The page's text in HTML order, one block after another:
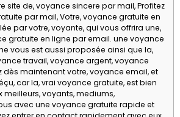
site de, voyance sincere par mail, Profitez
par mail, Votre, voyance gratuite en
par votre, voyante, qui vous offrira une,
gratuite en ligne par email. une voyance
vous est aussi proposée ainsi que la,
travail, voyance argent, voyance
maintenant votre, voyance email, et
car la, vrai voyance gratuite, est bien
meilleurs, voyants, mediums,
avec une voyance gratuite rapide et